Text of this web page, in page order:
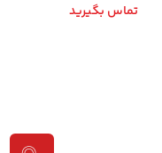
تماس بگیرید